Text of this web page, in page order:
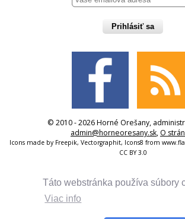
Táto webstránka používa súbory
Viac info
Prihlásiť sa
© 2010 - 2026 Horné Orešany,
admin@horneoresany.sk, O
Icons made by Freepik, Vectorgraphit, Icons8 from
CC BY 3.0